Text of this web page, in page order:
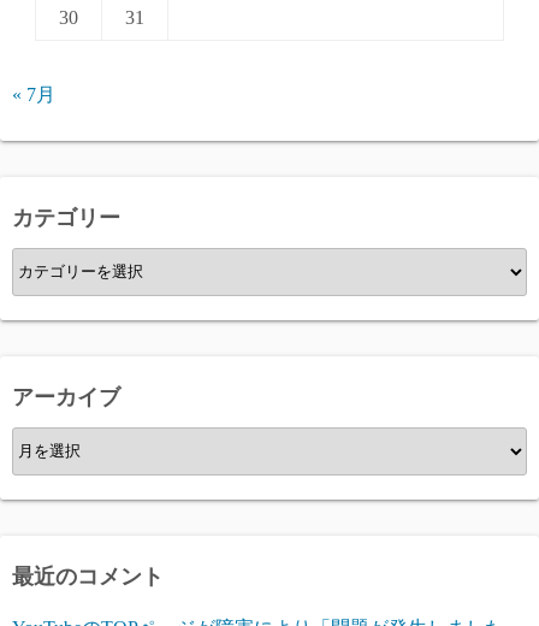
30 31
« 7月
カテゴリー
カ
テ
ゴ
ー
アーカイブ
ア
ー
カ
ブ
最近のコメント